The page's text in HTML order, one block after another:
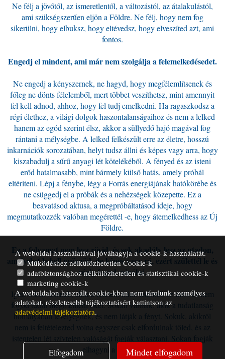
Ne félj a jövőtől, az ismeretlentől, a változástól, az átalakulástól,
ami szükségszerűen eljön a Földre. Ne félj, hogy nem fog
sikerülni, hogy elbuksz, hogy eltévedsz, hogy elveszíted azt, ami
fontos.
Engedj el mindent, ami már nem szolgálja a felemelkedésedet.
Ne engedj a kényszernek, ne hagyd, hogy megfélemlítsenek és
főleg ne dönts félelemből, mert többet veszíthetsz, mint amennyit
fel kell adnod, ahhoz, hogy fel tudj emelkedni. Ha ragaszkodsz a
régi élethez, a világi dolgok haszontalanságaihoz és nem a lelked
hanem az egód szerint élsz, akkor a süllyedő hajó magával fog
rántani a mélységbe. A lelked felkészült erre az életre, hosszú
inkarnációk sorozatában, helyt tudsz állni és képes vagy arra, hogy
kiszabadulj a sűrű anyagi lét kötelékéből. A fényed és az isteni
erőd hatalmasabb, mint bármely külső hatás, amely próbál
eltéríteni. Lépj a fénybe, légy a Forrás energiájának hatókörébe és
ne csüggedj el a próbák és a nehézségek közepette. Ez a
beavatásod aktusa, a megpróbáltatásod ideje, hogy
megmutatkozzék valóban megérettél -e, hogy átemelkedhess az Új
Földre.
Ez a folyamat nem lesz rövid, és sok akadály lesz az utadon,
amelyeket le kell győznöd, de képes vagy rá, ezért születtél le és
végig fogod csinálni.
Igen sokan lesznek, akik a félelem miatt letérnek az útról és nem
fogod tudni megmenteni őket. Sokan vannak, akik a tudatlanság
homályában tévelyegnek, és nem látják a fényt. Sokuk, akikről
nem is feltételezted volna egyszer csak elfordulnak tőled, és az
istentelen lét szívtelen valóságát fogják választani. Sokan fogják
elhagyni a bolygót.
A weboldal használatával jóváhagyja a cookie-k használatát.
Működéshez nélkülözhetetlen Cookie-k
adatbiztonsághoz nélkülözhetetlen és statisztikai cookie-k
marketing cookie-k
A weboldalon használt cookie-kban nem tárolunk személyes
adatokat, részletesebb tájékoztatásért kattintson az
adatvédelmi tájékoztatóra.
Elfogadom Mindet elfogadom